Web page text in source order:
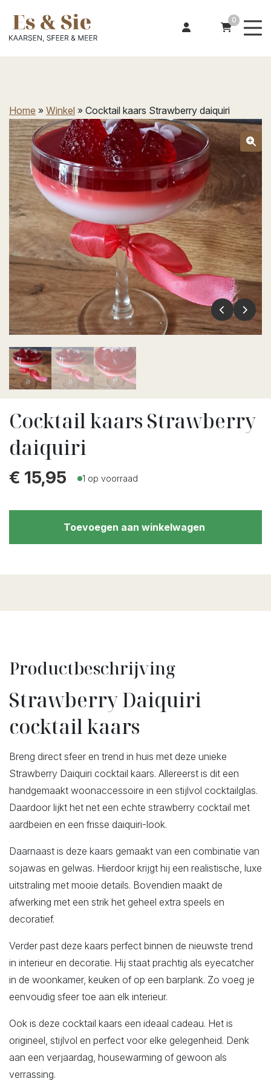
0
Home » Winkel » Cocktail kaars Strawberry daiquiri
Cocktail kaars Strawberry
daiquiri
€ 15,95 1 op voorraad
Toevoegen aan winkelwagen
Productbeschrijving
Strawberry Daiquiri
cocktail kaars
Breng direct sfeer en trend in huis met deze unieke
Strawberry Daiquiri cocktail kaars. Allereerst is dit een
handgemaakt woonaccessoire in een stijlvol cocktailglas.
Daardoor lijkt het net een echte strawberry cocktail met
aardbeien en een frisse daiquiri-look.
Daarnaast is deze kaars gemaakt van een combinatie van
sojawas en gelwas. Hierdoor krijgt hij een realistische, luxe
uitstraling met mooie details. Bovendien maakt de
afwerking met een strik het geheel extra speels en
decoratief.
Verder past deze kaars perfect binnen de nieuwste trend
in interieur en decoratie. Hij staat prachtig als eyecatcher
in de woonkamer, keuken of op een barplank. Zo voeg je
eenvoudig sfeer toe aan elk interieur.
Ook is deze cocktail kaars een ideaal cadeau. Het is
origineel, stijlvol en perfect voor elke gelegenheid. Denk
aan een verjaardag, housewarming of gewoon als
verrassing.